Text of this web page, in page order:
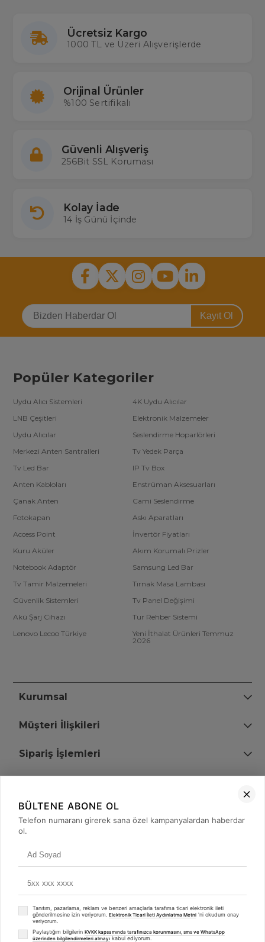
Ücretsiz Kargo
1000 TL ve Üzeri Alışverişlerde
Orijinal Ürünler
%100 Sertifikalı
Güvenli Alışveriş
256Bit SSL Koruması
Kolay İade
14 İş Günü İçinde
Kayıt Ol
Popüler Kategoriler
Uydu Alıcı Sistemleri
4K Uydu Alıcılar
LNB Çeşitleri
Elektronik Malzemeler
Uydu Alıcılar
Seslendirme Hoparlörleri
Merkezi Anten Santralleri
Tv Yedek Parça
Tv Led Bar
IP Tv Box
Anten Kabloları
Enstrüman Aksesuarları
Çanak Anten
Cami Seslendirme
Fotokapan
Askı Aparatları
Access Point
İnvertör Fiyatları
Kuru Aküler
Akım Korumalı Prizler
Notebook Adaptör
Samsung Led Bar
Tv Tamir Malzemeleri
Tırnak Masa Lambası
Güvenlik Sistemleri
Tv Panel Değişimi
Akü Şarj Cihazı
Tur Rehber Sistemi
Lenovo Lecoo Türkiye
Yeni İthalat Ürünleri Temmuz
2026
Kurumsal
Müşteri İlişkileri
Sipariş İşlemleri
+90 (850) 473 08 08
BÜLTENE ABONE OL
Telefon numaranı girerek sana özel kampanyalardan haberdar
ol.
Tanıtım, pazarlama, reklam ve benzeri amaçlarla tarafıma ticari elektronik ileti
gönderilmesine izin veriyorum. Elektronik Ticari İleti Aydınlatma Metni 'ni okudum onay
veriyorum.
Paylaştığım bilgilerin KVKK kapsamında tarafınızca korunmasını, sms ve WhatsApp
üzerinden bilgilendirmeleri almayı kabul ediyorum.